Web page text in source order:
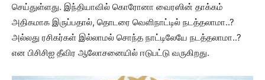
செய்துள்ளது. இந்தியாவில் கொரோனா வைரஸின் தாக்கம்
அதிகமாக இருப்பதால், தொடரை வெளிநாட்டில் நடத்தலாமா..?
அல்லது ரசிகர்கள் இல்லாமல் சொந்த நாட்டிலேயே நடத்தலாமா..?
என பிசிசிஐ தீவிர ஆலோசனையில் ஈடுபட்டு வருகிறது.